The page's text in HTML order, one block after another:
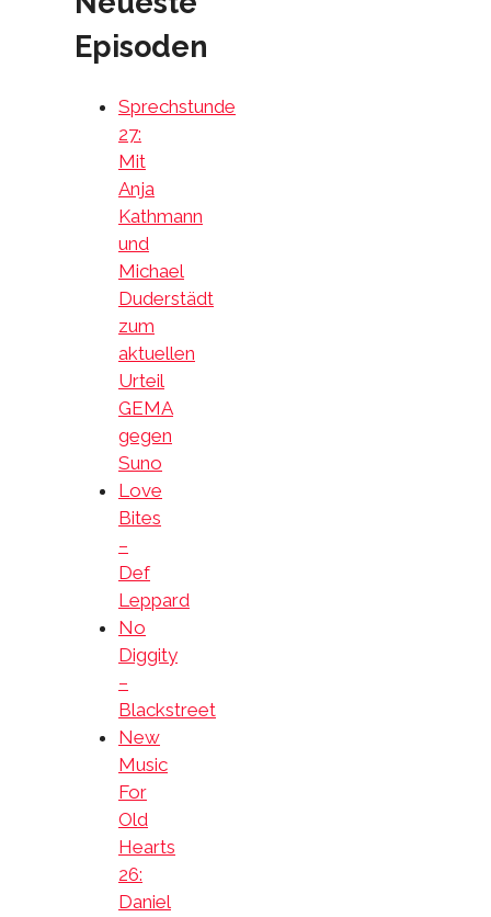
Episoden
Sprechstunde
27:
Mit
Anja
Kathmann
und
Michael
Duderstädt
zum
aktuellen
Urteil
GEMA
gegen
Suno
Love
Bites
–
Def
Leppard
No
Diggity
–
Blackstreet
New
Music
For
Old
Hearts
26:
Daniel